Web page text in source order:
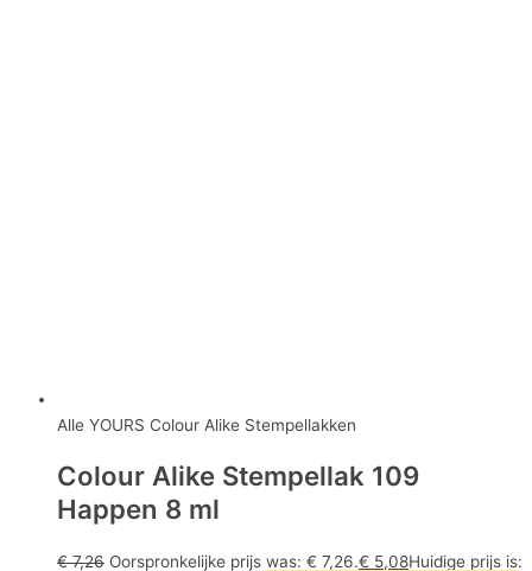
Alle YOURS Colour Alike Stempellakken
Colour Alike Stempellak 109
Happen 8 ml
€7,26 Oorspronkelijke prijs was: € 7,26.€ 5,08Huidige prijs is: